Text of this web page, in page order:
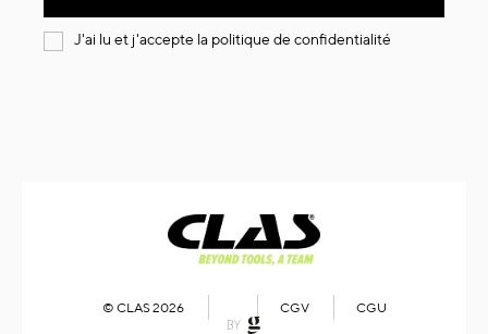
an:
J'ai lu et j'accepte la politique de confidentialité
© CLAS 2026 CGV CGU